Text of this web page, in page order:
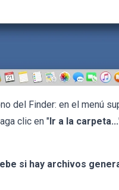
del Finder: en el menú
clic en " Ir a la carpeta...
si hay archivos